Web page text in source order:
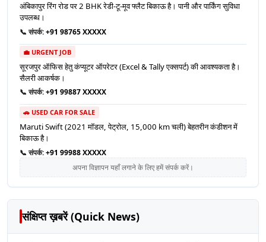
अंबिकापुर रिंग रोड पर 2 BHK रेडी-टू-मूव फ्लैट बिकाऊ है। पानी और पार्किंग सुविधा
उपलब्ध।
📞 संपर्क:+91 98765 XXXXX
💼 URGENT JOB
सूरजपुर ऑफिस हेतु कंप्यूटर ऑपरेटर (Excel & Tally एक्सपर्ट) की आवश्यकता है।
सैलरी आकर्षक।
📞 संपर्क:+91 99887 XXXXX
🚗 USED CAR FOR SALE
Maruti Swift (2021 मॉडल, पेट्रोल, 15,000 km चली) बेहतरीन कंडीशन में
बिकाऊ है।
📞 संपर्क:+91 99988 XXXXX
अपना विज्ञापन यहाँ लगाने के लिए हमें संपर्क करें।
संक्षिप्त ख़बरें (Quick News)